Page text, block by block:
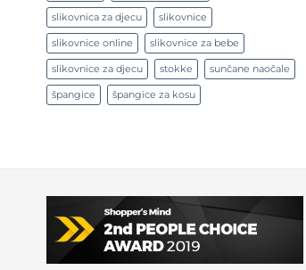
slikovnica za djecu slikovnice
slikovnice online slikovnice za bebe
slikovnice za djecu stokke sunčane naočale
špangice špangice za kosu